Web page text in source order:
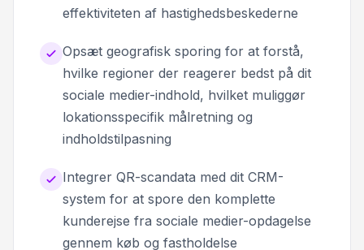
effektiviteten af hastighedsbeskederne
Opsæt geografisk sporing for at forstå,
hvilke regioner der reagerer bedst på dit
sociale medier-indhold, hvilket muliggør
lokationsspecifik målretning og
indholdstilpasning
Integrer QR-scandata med dit CRM-
system for at spore den komplette
kunderejse fra sociale medier-opdagelse
gennem køb og fastholdelse